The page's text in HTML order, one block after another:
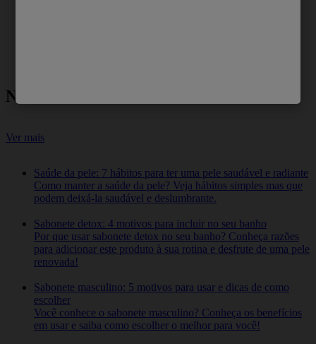
Novidades
Ver mais
Saúde da pele: 7 hábitos para ter uma pele saudável e radiante
Como manter a saúde da pele? Veja hábitos simples mas que
podem deixá-la saudável e deslumbrante.
Sabonete detox: 4 motivos para incluir no seu banho
Por que usar sabonete detox no seu banho? Conheça razões
para adicionar este produto à sua rotina e desfrute de uma pele
renovada!
Sabonete masculino: 5 motivos para usar e dicas de como
escolher
Você conhece o sabonete masculino? Conheça os benefícios
em usar e saiba como escolher o melhor para você!